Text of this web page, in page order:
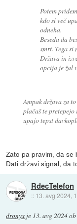
Potem
kdo si več
odneha.
Beseda da
smrt. Tega si
Država in
opcija je žal
Ampak država za
plačaš te pretepejo
upajo tepst
Zato pa pravim, da
Dati državi signal, da
RdecTelefon
:: 13. avg 2024,
dronyx je 13. avg 2024